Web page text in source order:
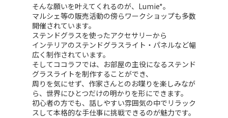
そんな願いを叶えてくれるのが、Lumie*。
マルシェ等の販売活動の傍らワークショップも多数
開催されています。
ステンドグラスを使ったアクセサリーから
インテリアのステンドグラスライト・パネルなど幅
広く制作されています。
そしてココラフでは、お部屋の主役になるステンド
グラスライトを制作することができ、
周りを気にせず、作家さんとのお喋りを楽しみなが
ら、世界にひとつだけの明かりを形にできます。
初心者の方でも、話しやすい雰囲気の中でリラック
スして本格的な手仕事に挑戦できるのが魅力です。